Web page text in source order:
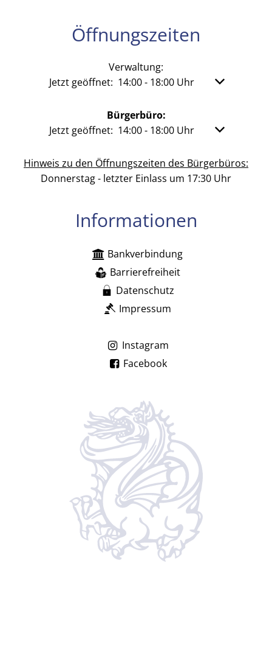
Öffnungszeiten
Verwaltung:
Klicken, um weitere Öffnungs- oder
Jetzt geöffnet: 14:00- 18:00Uhr Von 14:00
Bürgerbüro:
Klicken, um weitere Öffnungs- oder
Jetzt geöffnet: 14:00- 18:00Uhr Von 14:00
Hinweis zu den Öffnungszeiten des Bürgerbüros:
Donnerstag - letzter Einlass um 17:30 Uhr
Informationen
Bankverbindung
Barrierefreiheit
Datenschutz
Impressum
Instagram
Facebook